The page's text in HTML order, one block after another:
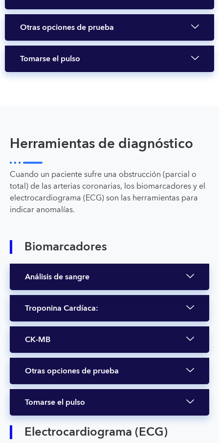
Otras opciones de prueba
Tomarse el pulso
Herramientas de diagnóstico
Cuando un paciente sufre una obstrucción (parcial o
total) de las arterias coronarias, los biomarcadores y el
electrocardiograma (ECG) son las herramientas para
indicar anomalías.
Biomarcadores
Análisis de sangre
Troponina Cardíaca:
CK-MB
Otras opciones de prueba
Tomarse el pulso
Electrocardiograma (ECG)